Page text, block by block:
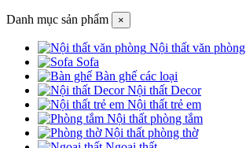
Danh mục sản phẩm ×
Nội thất văn phòng
Sofa
Bàn ghế các loại
Nội thất Decor
Nội thất trẻ em
Nội thất phòng tắm
Nội thất phòng thờ